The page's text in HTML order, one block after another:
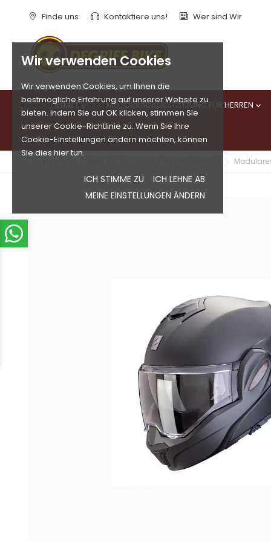
Wir verwenden Cookies
Wir verwenden Cookies, um Ihnen die
bestmögliche Erfahrung auf unserer Website zu
bieten. Indem Sie auf OK klicken, stimmen Sie
unserer Cookie-Richtlinie zu. Wenn Sie Ihre
Cookie-Einstellungen ändern möchten, können
Sie dies hier tun.
ICH STIMME ZU
ICH LEHNE AB
MEINE EINSTELLUNGEN ÄNDERN
Finde uns Kontaktiere uns! Wer sind Wir
HELMET MOTORRADAUSSTATTUNG FÜR HERREN 